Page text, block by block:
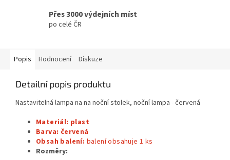
Přes 3000 výdejních míst
po celé ČR
Popis Hodnocení Diskuze
Detailní popis produktu
Nastavitelná lampa na na noční stolek, noční lampa - červená
Materiál: plast
Barva: červená
Obsah balení: balení obsahuje 1 ks
Rozměry: